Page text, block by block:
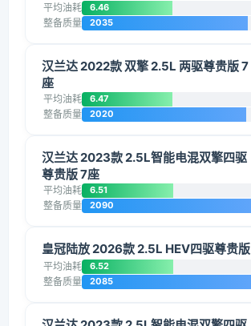
平均油耗 6.46
整备质量 2035
汉兰达 2022款 双擎 2.5L 两驱尊贵版 7
座
平均油耗 6.47
整备质量 2020
汉兰达 2023款 2.5L智能电混双擎四驱
尊贵版 7座
平均油耗 6.51
整备质量 2090
皇冠陆放 2026款 2.5L HEV四驱尊贵版
平均油耗 6.52
整备质量 2085